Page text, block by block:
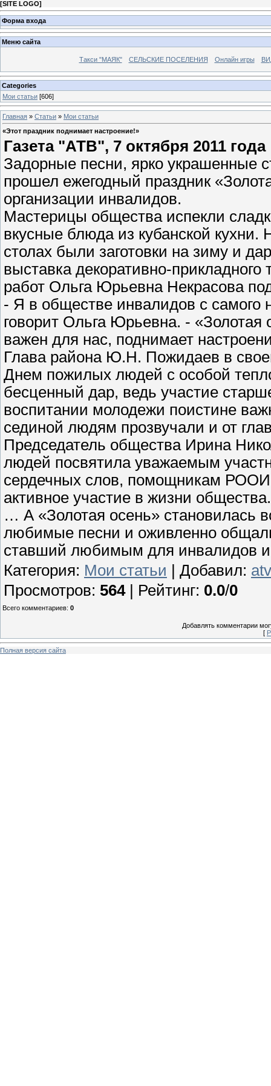
[SITE LOGO]
Форма входа
Меню сайта
Такси "МАЯК" СЕЛЬСКИЕ ПОСЕЛЕНИЯ Онлайн игры
Categories
Мои статьи [606]
Главная » Статьи » Мои статьи
«Этот праздник поднимает настроение!»
Газета "АТВ", 7 октября 2011 года
Задорные песни, ярко украшенные
прошел ежегодный праздник
организации инвалидов.
Мастерицы общества испекли
вкусные блюда из кубанской
столах были заготовки на зиму и
выставка декоративно-
работ Ольга Юрьевна Некрасова
- Я в обществе инвалидов с самого
говорит Ольга Юрьевна. - «Золотая
важен для нас, поднимает
Глава района Ю.Н. Пожидаев в
Днем пожилых людей с особой
бесценный дар, ведь участие
воспитании молодежи поистине
сединой людям прозвучали и от
Председатель общества Ирина
людей посвятила уважаемым
сердечных слов, помощникам РООИ
активное участие в жизни общества.
… А «Золотая осень» становилась
любимые песни и оживленно
ставший любимым для инвалидов и
Категория: Мои статьи Добавил: atv
Просмотров: 564| Рейтинг: 0.0/0
Всего комментариев: 0
Добавлять комментарии
[
Полная версия сайта